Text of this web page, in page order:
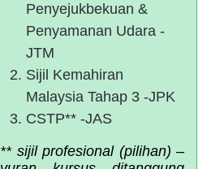
Penyejukbekuan &
Penyamanan Udara -
JTM
Sijil Kemahiran
Malaysia Tahap 3 -JPK
CSTP** -JAS
** sijil profesional (pilihan) –